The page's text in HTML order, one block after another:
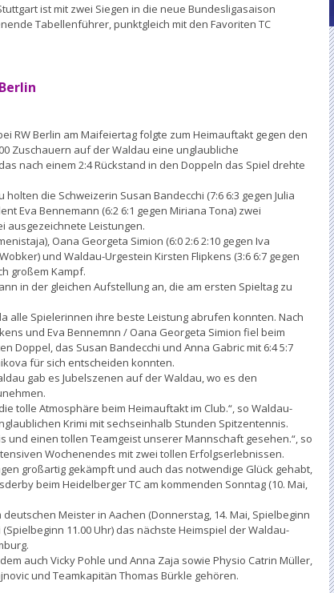
ist mit zwei Siegen in die neue Bundesligasaison
Tabellenführer, punktgleich mit den Favoriten TC
RW Berlin am Maifeiertag folgte zum Heimauftakt gegen den
Zuschauern auf der Waldau eine unglaubliche
nach einem 2:4 Rückstand in den Doppeln das Spiel drehte
die Schweizerin Susan Bandecchi (7:6 6:3 gegen Julia
Eva Bennemann (6:2 6:1 gegen Miriana Tona) zwei
ausgezeichnete Leistungen.
Oana Georgeta Simion (6:0 2:6 2:10 gegen Iva
und Waldau-Urgestein Kirsten Flipkens (3:6 6:7 gegen
großem Kampf.
in der gleichen Aufstellung an, die am ersten Spieltag zu
alle Spielerinnen ihre beste Leistung abrufen konnten. Nach
und Eva Bennemnn / Oana Georgeta Simion fiel beim
Doppel, das Susan Bandecchi und Anna Gabric mit 6:4 5:7
für sich entscheiden konnten.
gab es Jubelszenen auf der Waldau, wo es den
tolle Atmosphäre beim Heimauftakt im Club.“, so Waldau-
Krimi mit sechseinhalb Stunden Spitzentennis.
und einen tollen Teamgeist unserer Mannschaft gesehen.“, so
Wochenendes mit zwei tollen Erfolgserlebnissen.
großartig gekämpft und auch das notwendige Glück gehabt,
beim Heidelberger TC am kommenden Sonntag (10. Mai,
Meister in Aachen (Donnerstag, 14. Mai, Spielbeginn
11.00 Uhr) das nächste Heimspiel der Waldau-
auch Vicky Pohle und Anna Zaja sowie Physio Catrin Müller,
und Teamkapitän Thomas Bürkle gehören.